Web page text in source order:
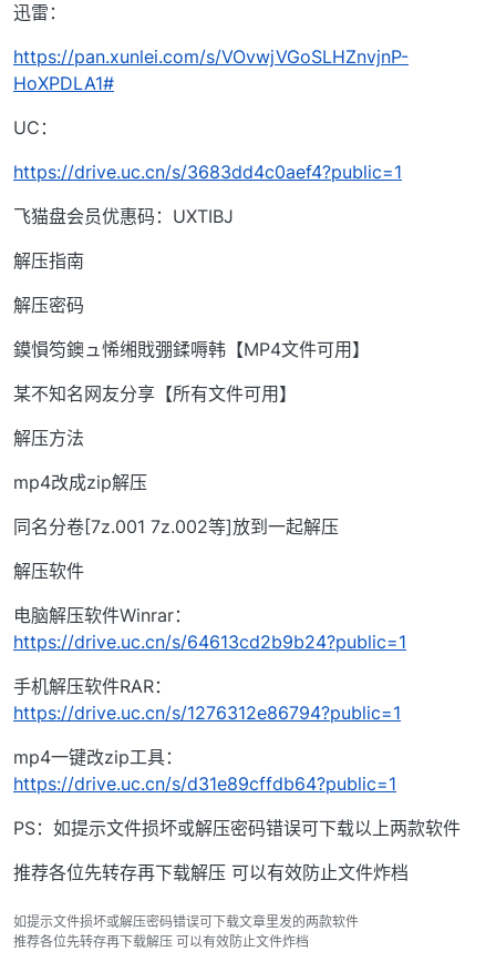
迅雷：
https://pan.xunlei.com/s/VOvwjVGoSLHZnvjnP-
HoXPDLA1#
UC：
https://drive.uc.cn/s/3683dd4c0aef4?public=1
飞猫盘会员优惠码：UXTIBJ
解压指南
解压密码
鏌愪笉鐭ュ悕缃戝弸鍒嗕韩【MP4文件可用】
某不知名网友分享【所有文件可用】
解压方法
mp4改成zip解压
同名分卷[7z.001 7z.002等]放到一起解压
解压软件
电脑解压软件Winrar：
https://drive.uc.cn/s/64613cd2b9b24?public=1
手机解压软件RAR：
https://drive.uc.cn/s/1276312e86794?public=1
mp4一键改zip工具：
https://drive.uc.cn/s/d31e89cffdb64?public=1
PS：如提示文件损坏或解压密码错误可下载以上两款软件
推荐各位先转存再下载解压 可以有效防止文件炸档
如提示文件损坏或解压密码错误可下载文章里发的两款软件
推荐各位先转存再下载解压 可以有效防止文件炸档